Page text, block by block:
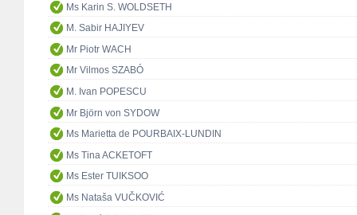
Ms Karin S. WOLDSETH
M. Sabir HAJIYEV
Mr Piotr WACH
Mr Vilmos SZABÓ
M. Ivan POPESCU
Mr Björn von SYDOW
Ms Marietta de POURBAIX-LUNDIN
Ms Tina ACKETOFT
Ms Ester TUIKSOO
Ms Nataša VUČKOVIĆ